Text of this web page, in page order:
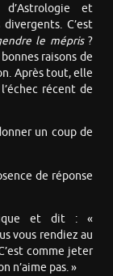
et
C’est
le mépris?
raisons de
Après tout, elle
récent de
un coup de
de réponse
et dit : «
vous rendiez au
comme jeter
n’aime pas. »